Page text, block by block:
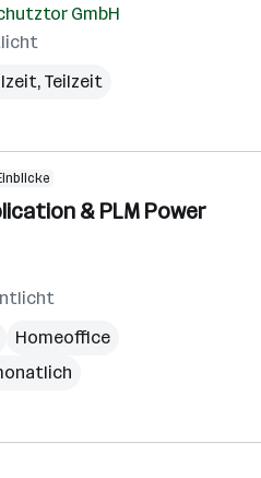
GmbH
Teilzeit
& PLM Power
Homeoffice